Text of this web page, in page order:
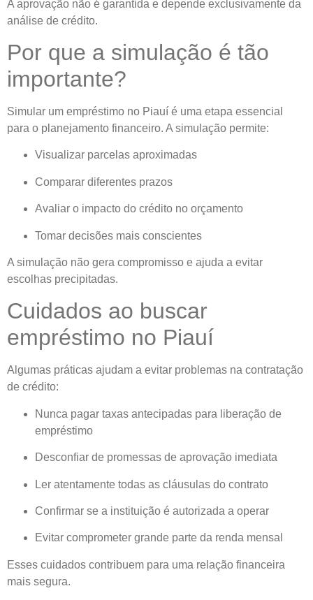
A aprovação não é garantida e depende exclusivamente da
análise de crédito.
Por que a simulação é tão
importante?
Simular um empréstimo no Piauí é uma etapa essencial
para o planejamento financeiro. A simulação permite:
Visualizar parcelas aproximadas
Comparar diferentes prazos
Avaliar o impacto do crédito no orçamento
Tomar decisões mais conscientes
A simulação não gera compromisso e ajuda a evitar
escolhas precipitadas.
Cuidados ao buscar
empréstimo no Piauí
Algumas práticas ajudam a evitar problemas na contratação
de crédito:
Nunca pagar taxas antecipadas para liberação de
empréstimo
Desconfiar de promessas de aprovação imediata
Ler atentamente todas as cláusulas do contrato
Confirmar se a instituição é autorizada a operar
Evitar comprometer grande parte da renda mensal
Esses cuidados contribuem para uma relação financeira
mais segura.